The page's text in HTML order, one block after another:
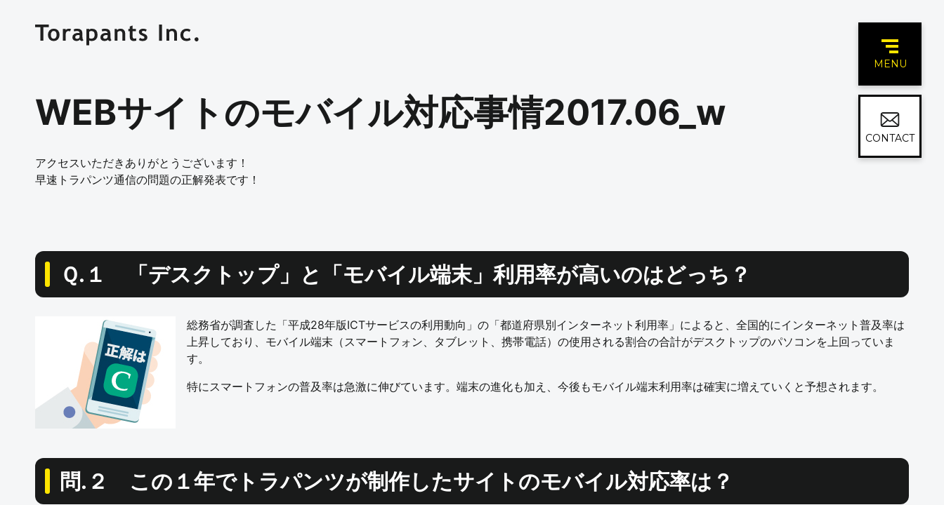
MENU
CONTACT
WEBサイトのモバイル対応事情2017.06_w
アクセスいただきありがとうございます！
早速トラパンツ通信の問題の正解発表です！
Ｑ.１ 「デスクトップ」と「モバイル端末」利用率が高いのはどっち？
総務省が調査した「平成28年版ICTサービスの利用動向」の「都道府県別インターネット利用率」によると、全国的にインターネット普及率は
上昇しており、モバイル端末（スマートフォン、タブレット、携帯電話）の使用される割合の合計がデスクトップのパソコンを上回っていま
す。
特にスマートフォンの普及率は急激に伸びています。端末の進化も加え、今後もモバイル端末利用率は確実に増えていくと予想されます。
問.２ この１年でトラパンツが制作したサイトのモバイル対応率は？